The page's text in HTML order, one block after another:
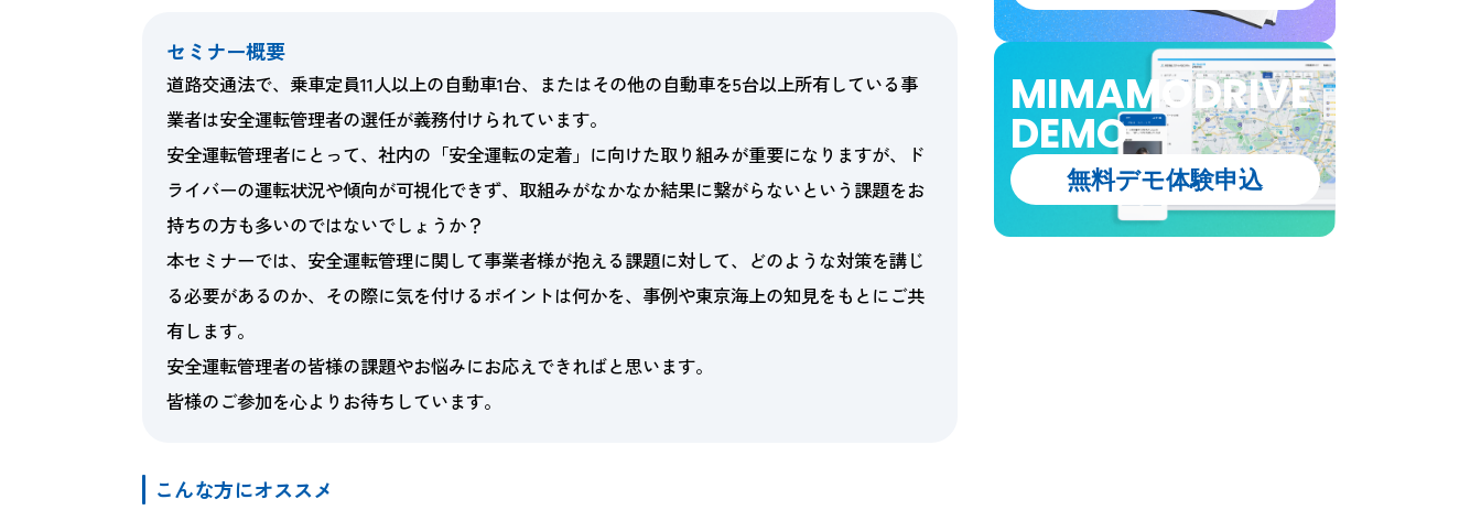
セミナー概要
道路交通法で、乗車定員11人以上の自動車1台、またはその他の自動車を5台以上所有している事
業者は安全運転管理者の選任が義務付けられています。
安全運転管理者にとって、社内の「安全運転の定着」に向けた取り組みが重要になりますが、ド
ライバーの運転状況や傾向が可視化できず、取組みがなかなか結果に繋がらないという課題をお
持ちの方も多いのではないでしょうか？
本セミナーでは、安全運転管理に関して事業者様が抱える課題に対して、どのような対策を講じ
る必要があるのか、その際に気を付けるポイントは何かを、事例や東京海上の知見をもとにご共
有します。
安全運転管理者の皆様の課題やお悩みにお応えできればと思います。
皆様のご参加を心よりお待ちしています。
こんな方にオススメ
MIMAMODRIVE
DEMO
無料デモ体験申込